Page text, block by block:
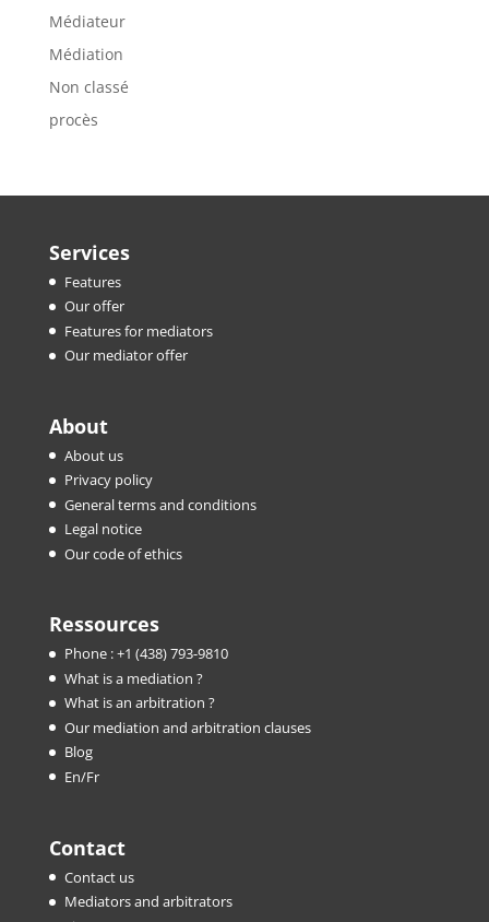
Médiateur
Médiation
Non classé
procès
Services
Features
Our offer
Features for mediators
Our mediator offer
About
About us
Privacy policy
General terms and conditions
Legal notice
Our code of ethics
Ressources
Phone : +1 (438) 793-9810
What is a mediation ?
What is an arbitration ?
Our mediation and arbitration clauses
Blog
En/Fr
Contact
Contact us
Mediators and arbitrators